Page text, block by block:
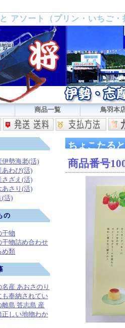
アソート（プリン・いちご
商品一覧 鳥羽本
伊勢海老(活)
あわび(活)
さざえ(活)
あさり(活)
(活)
の
干物
干物詰め合わせ
め類
産 あおさのり
も奉納されてい
離島 答志島 産
正しい地物わか
ちょこたる
商品番号